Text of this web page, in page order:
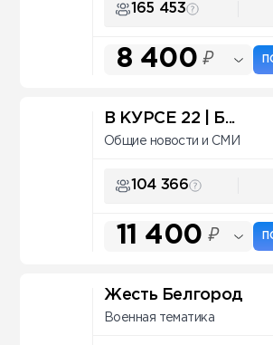
165 453
8 400 ₽
В КУРСЕ 22 | Б...
Общие новости и СМИ
104 366
11 400 ₽
Жесть Белгород
Военная тематика